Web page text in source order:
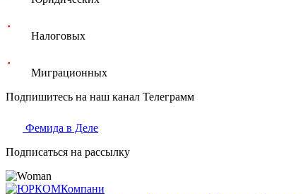
Налоговых
Миграционных
Подпишитесь на наш канал Телеграмм
Фемида в Деле
Подписаться на рассылку